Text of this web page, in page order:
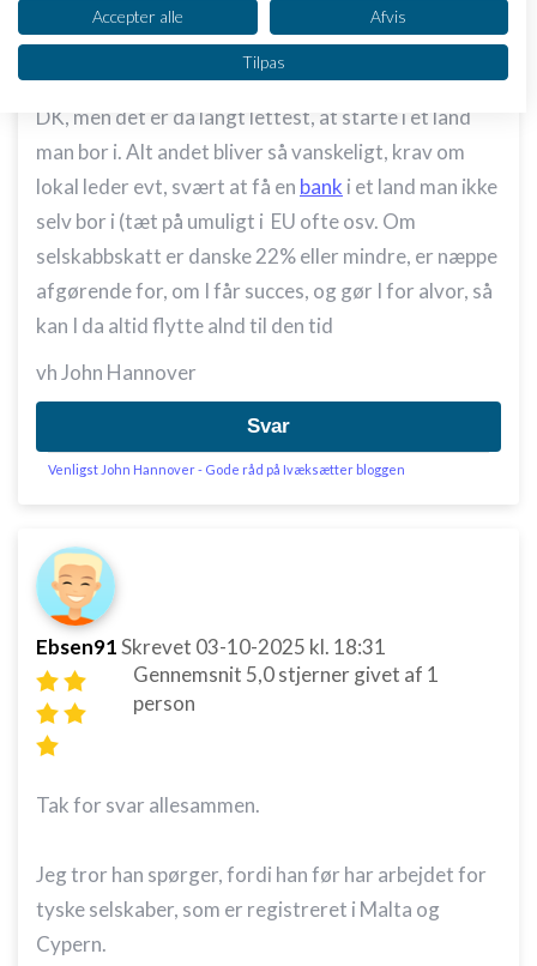
Hvis han argument3rer for det, så bør han vel ide
hvilke lande? Irland har vist noget lavereskatend
DK, men det er da langt lettest, at starte i et land
man bor i. Alt andet bliver så vanskeligt, krav om
lokal leder evt, svært at få en bank i et land man ikke
selv bor i (tæt på umuligt i EU ofte osv. Om
selskabbskatt er danske 22% eller mindre, er næppe
afgørende for, om I får succes, og gør I for alvor, så
kan I da altid flytte alnd til den tid
vh John Hannover
Svar
Venligst John Hannover - Gode råd på Ivæksætter bloggen
Ebsen91Skrevet 03-10-2025 kl. 18:31
Gennemsnit 5,0stjerner givet af 1
person
Tak for svar allesammen.
Jeg tror han spørger, fordi han før har arbejdet for
tyske selskaber, som er registreret i Malta og
Cypern.
Se partnerliste (2 IAB-leverandører)
Vi bruger dine data til følgende formål:
IAB's behandlingsformål:
Opbevare og/eller tilgå oplysninger på en
enhed
Bruge begrænsede oplysninger til at vælge
Oprette profiler til tilpasset annoncering
Bruge profiler til at vælge tilpasset
annoncering
Oprette profiler for at tilpasse indhold
Bruge profiler til at vælge tilpasset indhold
Måle annonceringseffektivitet
Forstå målgrupper gennem statistikker eller
kombinationer af oplysninger fra forskellige
kilder
Udvikle og forbedre tjenester
Bruge begrænsede oplysninger til at vælge
indhold
Bruge præcise geografiske
Identificere enheder baseret på aktivt
Ikke-IAB-behandlingsformål:
Accepter alle Afvis
Tilpas